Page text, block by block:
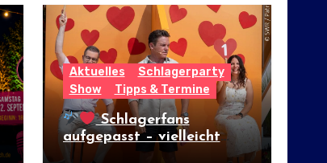
Aktuelles
Schlagerparty
Show
Tipps & Termine
Schlagerfans
aufgepasst – vielleicht
wartet hier das große